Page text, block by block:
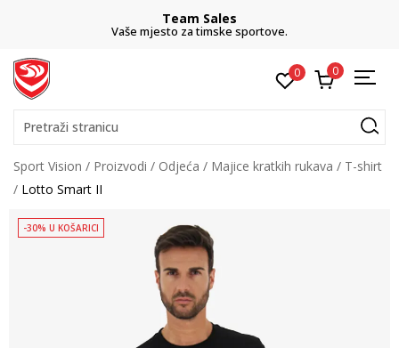
Team Sales
Vaše mjesto za timske sportove.
0 0
Pretraži stranicu
Sport Vision Proizvodi Odjeća Majice kratkih rukava
T-shirt
Lotto Smart II
-30% U KOŠARICI